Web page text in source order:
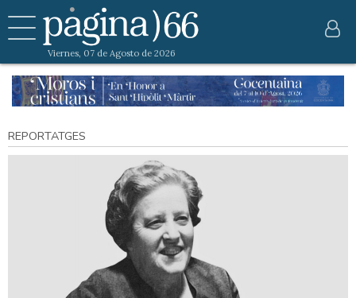
Viernes, 07 de Agosto de 2026
REPORTATGES